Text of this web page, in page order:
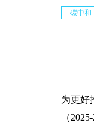
碳中和
为更好
（